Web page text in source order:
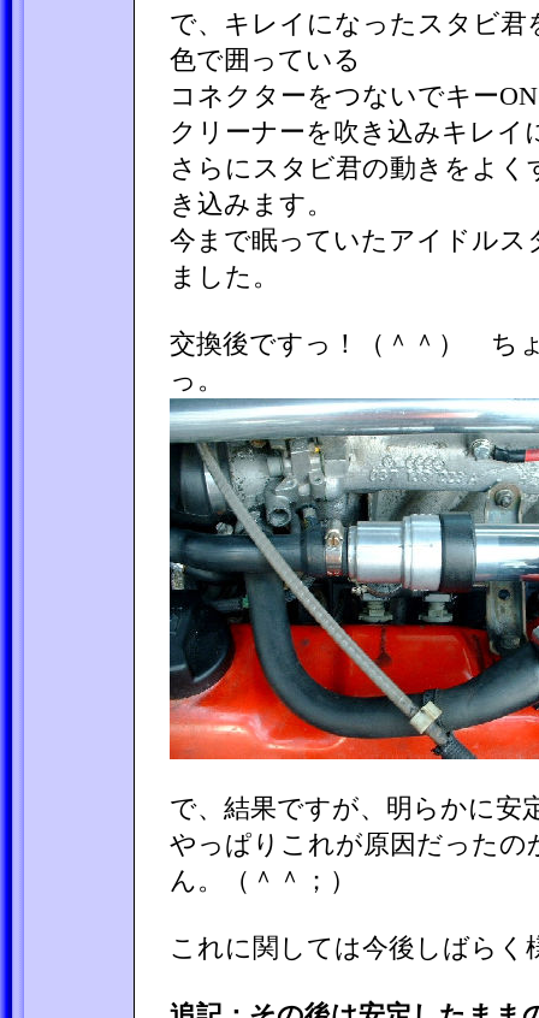
で、キレイになったスタビ
色で囲っている
コネクターをつないでキー
クリーナーを吹き込みキレイ
さらにスタビ君の動きをよ
き込みます。
今まで眠っていたアイドル
ました。
交換後ですっ！（＾＾） ち
っ。
で、結果ですが、明らかに安
やっぱりこれが原因だったの
ん。（＾＾；）
これに関しては今後しばらく